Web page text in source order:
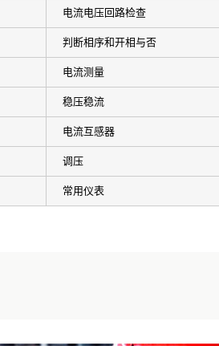
电流电压回路检查
判断相序和开相与否
电流测量
稳压稳流
电流互感器
调压
常用仪表